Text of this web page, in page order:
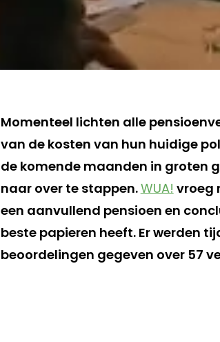
Momenteel lichten alle
van de kosten van hun huidige
de komende maanden in groten
naar over te stappen.WUA! vroeg
een aanvullend pensioen en
beste papieren heeft. Er werden
beoordelingen gegeven over 57